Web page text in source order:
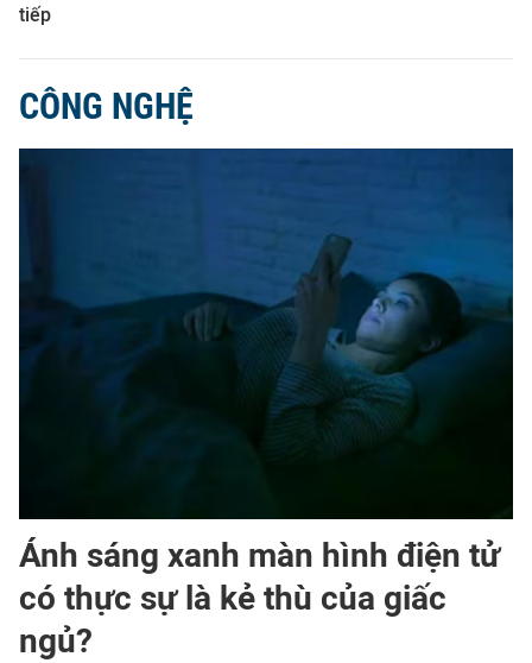
tiếp
CÔNG NGHỆ
Ánh sáng xanh màn hình điện tử
có thực sự là kẻ thù của giấc
ngủ?